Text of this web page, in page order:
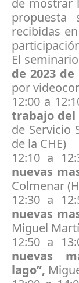
de mostrar
recibidas
El
de 2023
por
12:00 a
trabajo del
de Servicio
de la CHE)
12:10 a
nuevas
Colmenar
12:30 a
nuevas
Miguel
12:50 a
nuevas
lago”,